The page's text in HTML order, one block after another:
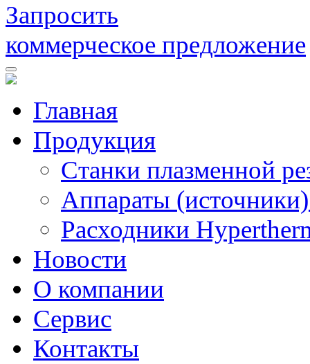
Запросить
коммерческое предложение
Главная
Продукция
Станки плазменной
Аппараты
Расходники
Новости
О компании
Сервис
Контакты